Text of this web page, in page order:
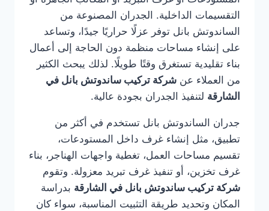
التقسيمات الداخلية. الجدران المصنوعة من
الساندوتش بانل توفر عزلًا حراريًا جيدًا، وتساعد
على إنشاء مساحات منظمة دون الحاجة إلى أعمال
بناء تقليدية تستغرق وقتًا طويلًا. لذلك يبحث الكثير
من العملاء عن شركة تركيب ساندوتش بانل في
الشارقة لتنفيذ الجدران بجودة عالية.
جدران الساندوتش بانل تستخدم في أكثر من
تطبيق، مثل إنشاء غرف داخل المستودعات،
تقسيم مساحات العمل، تغطية واجهات الهناجر، بناء
غرف تخزين، أو تنفيذ غرف تبريد معزولة. وتقوم
شركة تركيب ساندوتش بانل في الشارقة بدراسة
المكان وتحديد طريقة التثبيت المناسبة، سواء كان